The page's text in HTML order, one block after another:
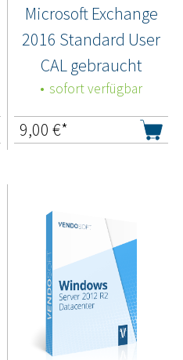
Microsoft Exchange
2016 Standard User
CAL gebraucht
sofort verfügbar
9,00 €*